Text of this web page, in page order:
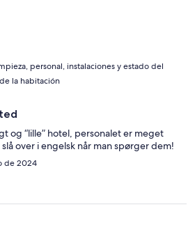
personal, instalaciones y estado del
la habitación
og “lille” hotel, personalet er meget
over i engelsk når man spørger dem!
de 2024